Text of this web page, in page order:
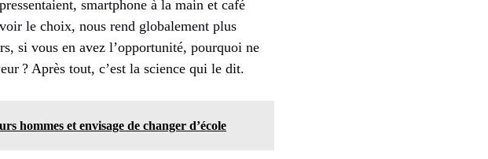
smartphone à la main et café
le choix, nous rend globalement plus
si vous en avez l’opportunité, pourquoi ne
? Après tout, c’est la science qui le dit.
hommes et envisage de changer d’école